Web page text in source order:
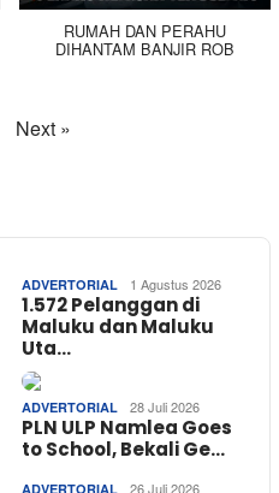
RUMAH DAN PERAHU
DIHANTAM BANJIR ROB
Next »
ADVERTORIAL 1 Agustus 2026
1.572 Pelanggan di
Maluku dan Maluku
Uta…
ADVERTORIAL 28 Juli 2026
PLN ULP Namlea Goes
to School, Bekali Ge…
ADVERTORIAL 26 Juli 2026